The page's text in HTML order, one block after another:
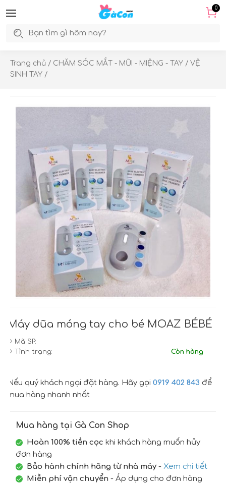
0
Trang chủ / CHĂM SÓC MẮT - MŨI - MIỆNG - TAY / VỆ
SINH TAY /
Máy dũa móng tay cho bé MOAZ BÉBÉ
Mã SP:
Tình trạng:
Còn hàng
Nếu quý khách ngại đặt hàng. Hãy gọi 0919 402 843 để
mua hàng nhanh nhất
Mua hàng tại Gà Con Shop
Hoàn 100% tiền cọc khi khách hàng muốn hủy
đơn hàng
Bảo hành chính hãng từ nhà máy - Xem chi tiết
Miễn phí vận chuyển - Áp dụng cho đơn hàng